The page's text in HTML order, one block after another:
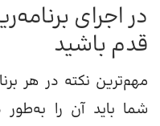
در اجرای
قدم باشید
مهم‌ترین نکته در هر
شما باید آن را به‌طور